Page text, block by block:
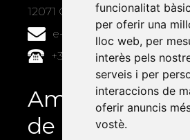
funcionalitat
per oferir una
lloc web, per
interès pels
serveis i per
interaccions de
oferir anuncis
vostè.
12071 Castelló de la Plana
e-buc@vives.org
+34 964 72 89 93
Amb el suport
de